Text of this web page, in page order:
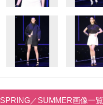
／SUMMER画像一